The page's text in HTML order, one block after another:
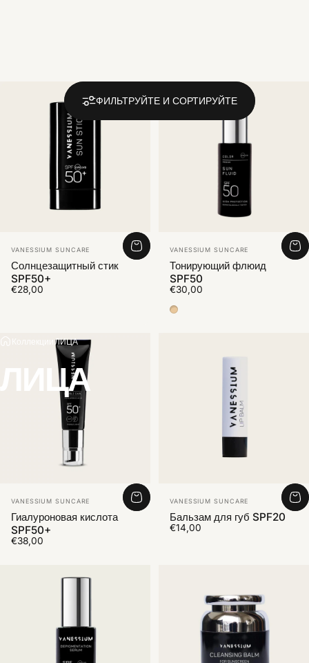
Коллекции ЛИЦА
ЛИЦА
ФИЛЬТРУЙТЕ И СОРТИРУЙТЕ
Vendor:
VANESSIUM SUNCARE
Солнцезащитный стик
SPF50+
€28,00
Vendor:
VANESSIUM SUNCARE
Тонирующий флюид
SPF50
€30,00
Color Medium 2
Vendor:
VANESSIUM SUNCARE
Гиалуроновая кислота
SPF50+
€38,00
Vendor:
VANESSIUM SUNCARE
Бальзам для губ SPF20
€14,00